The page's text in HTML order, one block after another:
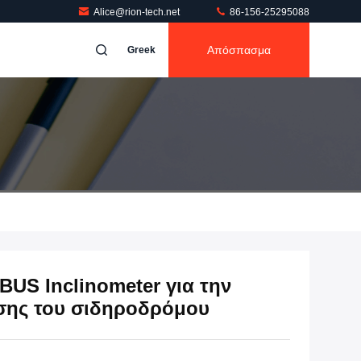
Alice@rion-tech.net 86-156-25295088
Greek Απόσπασμα
Inclinometer για την
του σιδηροδρόμου